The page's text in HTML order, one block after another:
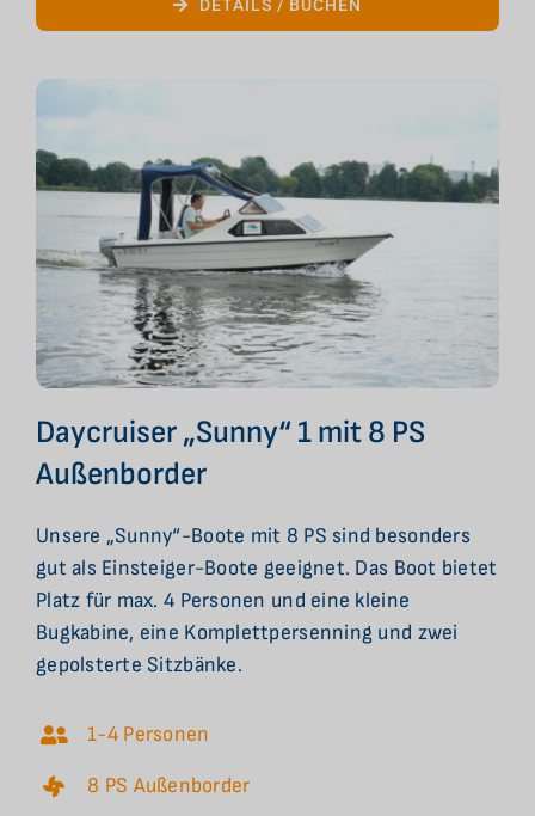
DETAILS / BUCHEN
Daycruiser „Sunny“ 1 mit 8 PS
Außenborder
Unsere „Sunny“-Boote mit 8 PS sind besonders
gut als Einsteiger-Boote geeignet. Das Boot bietet
Platz für max. 4 Personen und eine kleine
Bugkabine, eine Komplettpersenning und zwei
gepolsterte Sitzbänke.
1-4 Personen
8 PS Außenborder